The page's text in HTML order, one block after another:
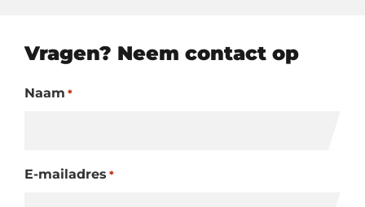
Vragen? Neem contact op
Naam *
E-mailadres *